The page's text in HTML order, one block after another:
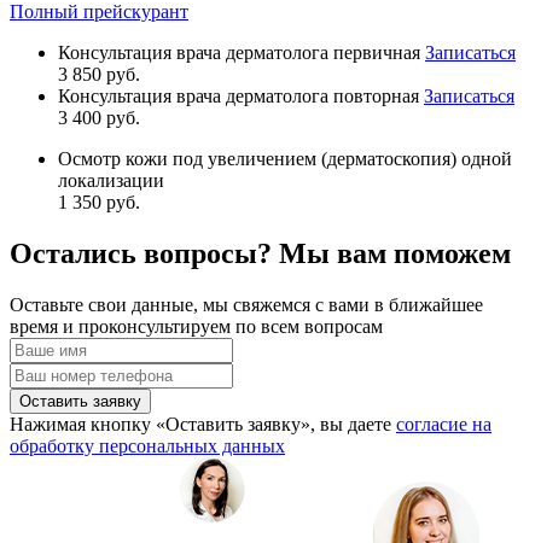
Полный прейскурант
Консультация врача дерматолога первичная Записаться
3 850 руб.
Консультация врача дерматолога повторная Записаться
3 400 руб.
Осмотр кожи под увеличением (дерматоскопия) одной
локализации
1 350 руб.
Остались вопросы? Мы вам поможем
Оставьте свои данные, мы свяжемся с вами в ближайшее
время и проконсультируем по всем вопросам
Оставить заявку
Нажимая кнопку «Оставить заявку», вы даете согласие на
обработку персональных данных